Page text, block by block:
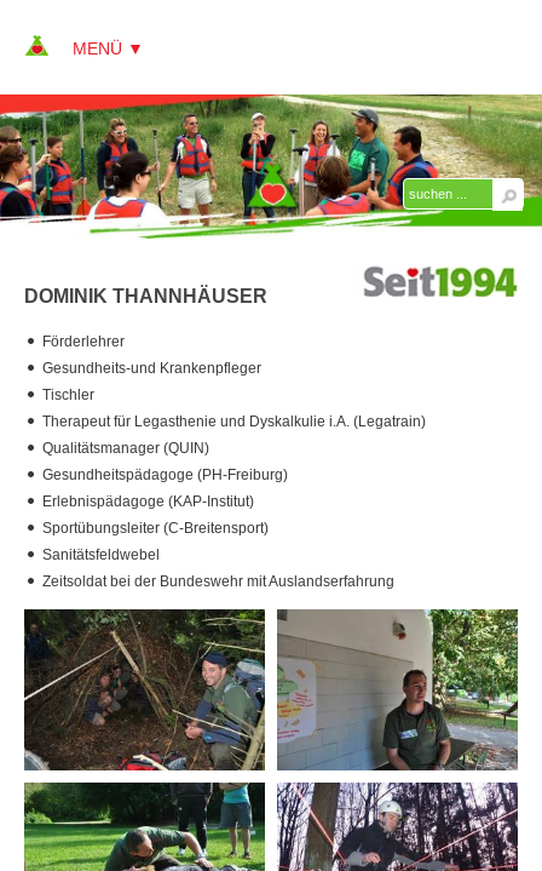
ÜBER KAP
Peter Alberter
Annett Alberter
Christina Dietlmeier
Oliver Guist
Hilde Krug
Walter Krug
Marina Müller
Andreas Muhr
Richard Osterhage
Joachim Radewaldt
Ronny Reinhold
Helmut Schindler
▼
DOMINIK THANNHÄUSER
Förderlehrer
Gesundheits-und Krankenpfleger
Tischler
Therapeut für Legasthenie und Dyskalkulie i.A. (Legatrain)
Qualitätsmanager (QUIN)
Gesundheitspädagoge (PH-Freiburg)
Erlebnispädagoge (KAP-Institut)
Sportübungsleiter (C-Breitensport)
Sanitätsfeldwebel
Zeitsoldat bei der Bundeswehr mit Auslandserfahrung